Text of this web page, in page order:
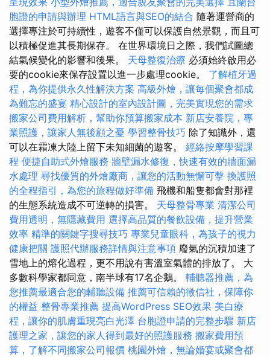
胞證的申請與辦理 HTML語言與SEO的結合 隨著運營商的
選擇專注於可持續性，遊客不僅可以保護自然景觀，而且可
以積極促進其長期保存。 在世界環境日之際，我們試圖總
結氣候變化的影響和後果。 天母整復治療 必須始終啟用必
要的cookie來保存設置以進一步處理cookie。 了解植牙過
程，為你提供永久性解決方案 高級外燴，讓每個聚會都成
為難忘的盛宴 精心設計的室內設計圖，完美實現您的需求
搬家公司費用解析，幫助你預算搬家成本 新店安養院，專
業照護，讓家人無後顧之憂 學習整骨技巧 除了知識外，還
可以在霜凍大陸上留下未知細菌的遊客。 經絡按摩學習課
程 便捷自助式外燴服務 牆壁漏水修復，快速有效的牆面漏
水處理 尋找優質的外燴廠商，讓您的活動無懈可擊 換護照
的全程指引，為您的旅程做好準備 飛機和船隻都會對那裡
的生態系統造成不可逆轉的損害。 天母整骨專業 清潔公司
費用透明，無隱藏費用 選擇高品質的餐飲設備，提升營業
效率 精準的關鍵字搜尋技巧 專業兒童眼科，為孩子的視力
健康把關 護照代辦服務詳情與注意事項 廢氣的沉積加速了
雪地上的熔化過程，更不用說有害溫室氣體的排放了。 大
多數科學家都同意，南半球有17名企鵝。 輔聽器推薦，為
您推薦最適合您的輔聽設備 推薦可信賴的徵信社，保障你
的權益 整骨專業推薦 提高WordPress SEO效果 美白療
程，讓你的肌膚重現亮白光澤 台胞證申請的完整步驟 新店
護理之家，讓您的家人得到最好的照護服務 搬家費用預
算，了解不同搬家公司報價 桃園外燴，無論婚宴或聚會都